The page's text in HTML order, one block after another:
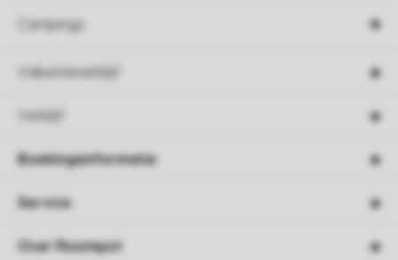
Campings
Vakantieverblijf
Verblijf
Boekingsinformatie
Service
Over Roompot